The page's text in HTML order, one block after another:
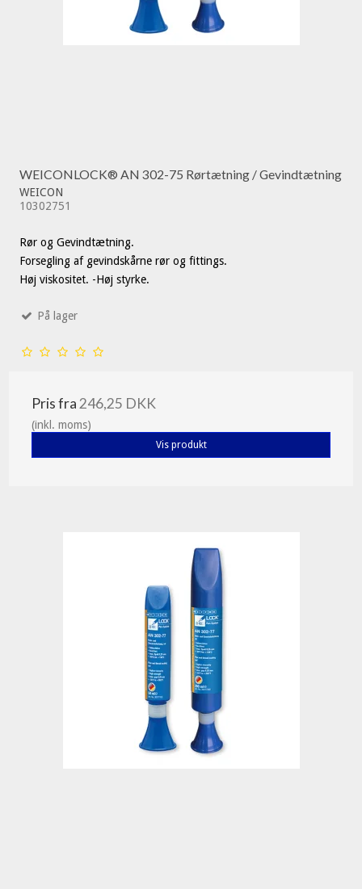
WEICONLOCK® AN 302-75 Rørtætning / Gevindtætning
WEICON
10302751
Rør og Gevindtætning.
Forsegling af gevindskårne rør og fittings.
Høj viskositet. -Høj styrke.
På lager
Pris fra 246,25 DKK
(inkl. moms)
Vis produkt